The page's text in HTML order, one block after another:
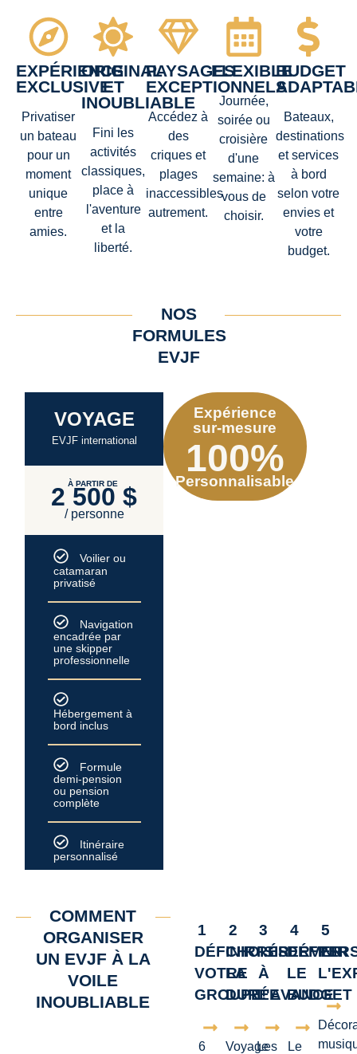
EXPÉRIENCE
EXCLUSIVE
Privatiser
un bateau
pour un
moment
unique
entre
amies.
ORIGINAL
ET
INOUBLIABLE
Fini les
activités
classiques,
place à
l'aventure
et la
liberté.
PAYSAGES
EXCEPTIONNELS
Accédez à
des
criques et
plages
inaccessibles
autrement.
FLEXIBLE
Journée,
soirée ou
croisière
d'une
semaine: à
vous de
choisir.
BUDGET
Bateaux,
destinations
et services
à bord
selon votre
envies et
votre
budget.
NOS
FORMULES
EVJF
VOYAGE
EVJF international
À PARTIR DE
2 500 $
/ personne
Voilier ou
catamaran
privatisé
Navigation
encadrée par
une skipper
professionnelle
Hébergement à
bord inclus
Formule
demi-pension
ou pension
complète
Itinéraire
personnalisé
Expérience
sur-mesure
100%
Personnalisable
COMMENT
ORGANISER
UN EVJF À LA
VOILE
INOUBLIABLE
1
DÉFINIR
VOTRE
GROUPE!
6
2
CHOISIR
LA
DURÉE
Voyage
3
RÉSERVER
À
L'AVANCE
Les
4
DÉFINIR
LE
BUDGET
Le
5